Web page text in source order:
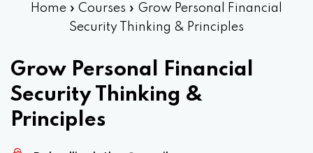
Home » Courses » Grow Personal Financial
Security Thinking & Principles
Grow Personal Financial
Security Thinking &
Principles